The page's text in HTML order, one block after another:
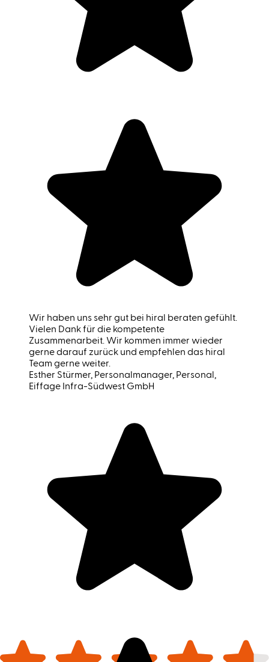
Wir haben uns sehr gut bei hiral beraten gefühlt.
Vielen Dank für die kompetente
Zusammenarbeit. Wir kommen immer wieder
gerne darauf zurück und empfehlen das hiral
Team gerne weiter.
Esther Stürmer, Personalmanager, Personal,
Eiffage Infra-Südwest GmbH